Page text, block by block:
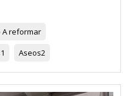
A reformar
1 Aseos2